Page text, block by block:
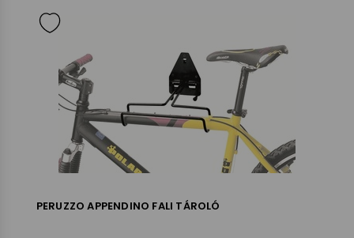
PERUZZO APPENDINO FALI TÁROLÓ